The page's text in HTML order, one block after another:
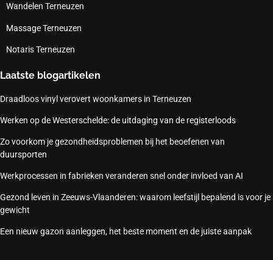
Wandelen Terneuzen
Massage Terneuzen
Notaris Terneuzen
Laatste blogartikelen
Draadloos vinyl verovert woonkamers in Terneuzen
Werken op de Westerschelde: de uitdaging van de registerloods
Zo voorkom je gezondheidsproblemen bij het beoefenen van
duursporten
Werkprocessen in fabrieken veranderen snel onder invloed van AI
Gezond leven in Zeeuws-Vlaanderen: waarom leefstijl bepalend is voor je
gewicht
Een nieuw gazon aanleggen, het beste moment en de juiste aanpak